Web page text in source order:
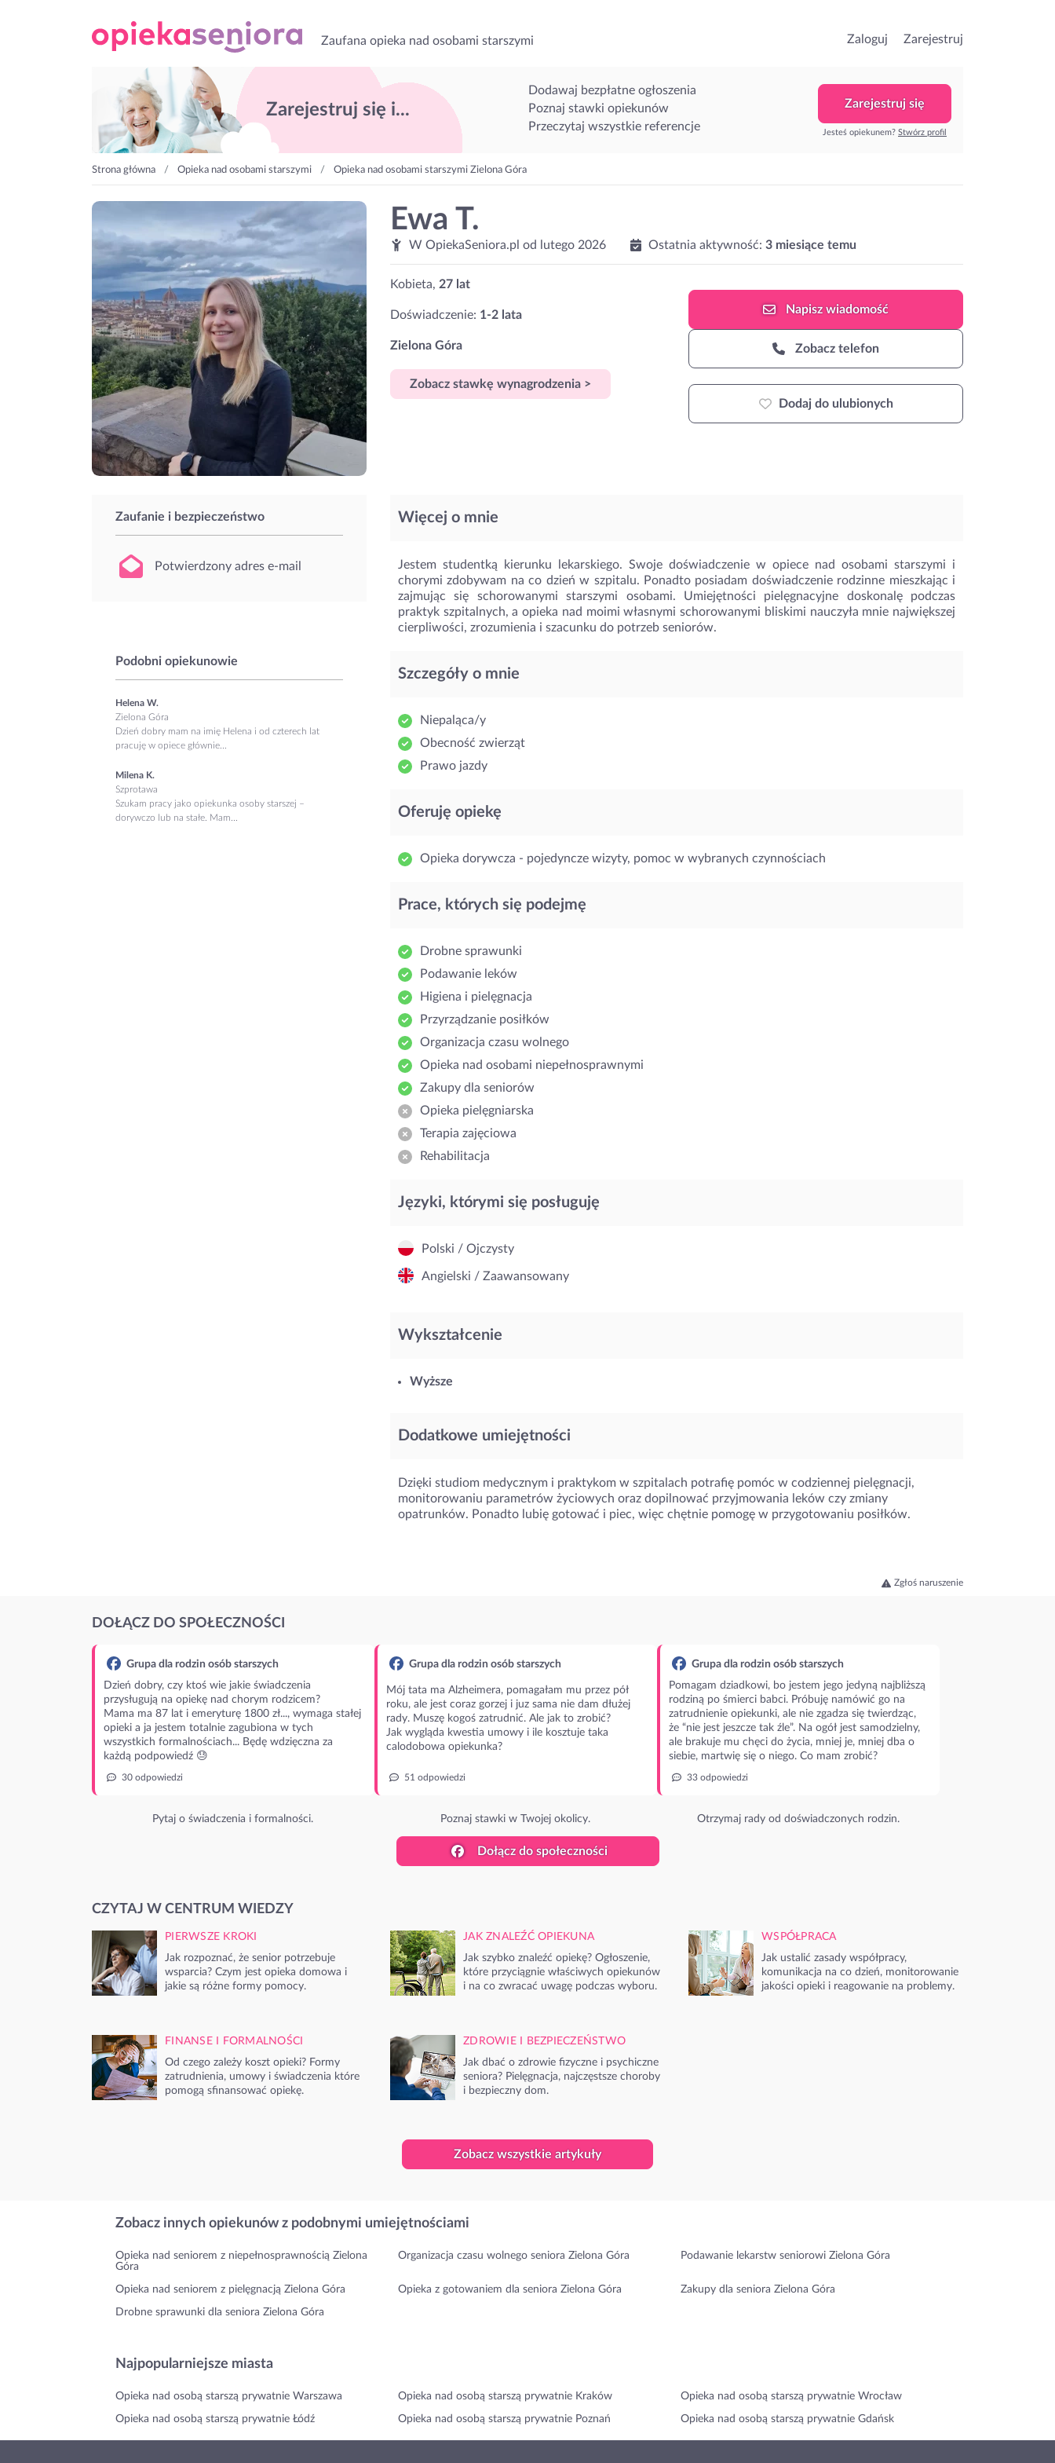
Zaufana opieka nad osobami starszymi Zaloguj Zarejestruj
Zarejestruj się i...
Dodawaj bezpłatne ogłoszenia
Poznaj stawki opiekunów
Przeczytaj wszystkie referencje
Zarejestruj się
Jesteś opiekunem? Stwórz profil
Strona główna Opieka nad osobami starszymi Opieka nad osobami starszymi Zielona Góra
Ewa T.
W OpiekaSeniora.pl od lutego 2026 Ostatnia aktywność: 3 miesiące temu
Kobieta, 27 lat
Doświadczenie: 1-2 lata
Zielona Góra
Zobacz stawkę wynagrodzenia >
Napiszwiadomość
Zobacz telefon
Dodaj do ulubionych
Zaufanie i bezpieczeństwo
Potwierdzony adres e-mail
Podobni opiekunowie
Helena W.
Zielona Góra
Dzień dobry mam na imię Helena i od czterech lat
pracuję w opiece głównie...
Milena K.
Szprotawa
Szukam pracy jako opiekunka osoby starszej –
dorywczo lub na stałe. Mam...
Więcej o mnie
Jestem studentką kierunku lekarskiego. Swoje doświadczenie w opiece nad osobami starszymi i
chorymi zdobywam na co dzień w szpitalu. Ponadto posiadam doświadczenie rodzinne mieszkając i
zajmując się schorowanymi starszymi osobami. Umiejętności pielęgnacyjne doskonalę podczas
praktyk szpitalnych, a opieka nad moimi własnymi schorowanymi bliskimi nauczyła mnie największej
cierpliwości, zrozumienia i szacunku do potrzeb seniorów.
Szczegóły o mnie
Niepaląca/y
Obecność zwierząt
Prawo jazdy
Oferuję opiekę
Opieka dorywcza - pojedyncze wizyty, pomoc w wybranych czynnościach
Prace, których się podejmę
Drobne sprawunki
Podawanie leków
Higiena i pielęgnacja
Przyrządzanie posiłków
Organizacja czasu wolnego
Opieka nad osobami niepełnosprawnymi
Zakupy dla seniorów
Opieka pielęgniarska
Terapia zajęciowa
Rehabilitacja
Języki, którymi się posługuję
Polski / Ojczysty
Angielski / Zaawansowany
Wykształcenie
Wyższe
Dodatkowe umiejętności
Dzięki studiom medycznym i praktykom w szpitalach potrafię pomóc w codziennej pielęgnacji,
monitorowaniu parametrów życiowych oraz dopilnować przyjmowania leków czy zmiany
opatrunków. Ponadto lubię gotować i piec, więc chętnie pomogę w przygotowaniu posiłków.
Zgłoś naruszenie
DOŁĄCZ DO SPOŁECZNOŚCI
Grupa dla rodzin osób starszych
Dzień dobry, czy ktoś wie jakie świadczenia
przysługują na opiekę nad chorym rodzicem?
Mama ma 87 lat i emeryturę 1800 zł..., wymaga stałej
opieki a ja jestem totalnie zagubiona w tych
wszystkich formalnościach... Będę wdzięczna za
każdą podpowiedź 😓
30 odpowiedzi
Pytaj o świadczenia i formalności.
Grupa dla rodzin osób starszych
Mój tata ma Alzheimera, pomagałam mu przez pół
roku, ale jest coraz gorzej i juz sama nie dam dłużej
rady. Muszę kogoś zatrudnić. Ale jak to zrobić?
Jak wygląda kwestia umowy i ile kosztuje taka
calodobowa opiekunka?
51 odpowiedzi
Poznaj stawki w Twojej okolicy.
Grupa dla rodzin osób starszych
Pomagam dziadkowi, bo jestem jego jedyną najbliższą
rodziną po śmierci babci. Próbuję namówić go na
zatrudnienie opiekunki, ale nie zgadza się twierdząc,
że “nie jest jeszcze tak źle”. Na ogół jest samodzielny,
ale brakuje mu chęci do życia, mniej je, mniej dba o
siebie, martwię się o niego. Co mam zrobić?
33 odpowiedzi
Otrzymaj rady od doświadczonych rodzin.
Dołącz do społeczności
CZYTAJ W CENTRUM WIEDZY
PIERWSZE KROKI
Jak rozpoznać, że senior potrzebuje
wsparcia? Czym jest opieka domowa i
jakie są różne formy pomocy.
JAK ZNALEŹĆ OPIEKUNA
Jak szybko znaleźć opiekę? Ogłoszenie,
które przyciągnie właściwych opiekunów
i na co zwracać uwagę podczas wyboru.
WSPÓŁPRACA
Jak ustalić zasady współpracy,
komunikacja na co dzień, monitorowanie
jakości opieki i reagowanie na problemy.
FINANSE I FORMALNOŚCI
Od czego zależy koszt opieki? Formy
zatrudnienia, umowy i świadczenia które
pomogą sfinansować opiekę.
ZDROWIE I BEZPIECZEŃSTWO
Jak dbać o zdrowie fizyczne i psychiczne
seniora? Pielęgnacja, najczęstsze choroby
i bezpieczny dom.
Zobacz wszystkie artykuły
Zobacz innych opiekunów z podobnymi umiejętnościami
Opieka nad seniorem z niepełnosprawnością Zielona
Góra
Organizacja czasu wolnego seniora Zielona Góra Podawanie lekarstw seniorowi Zielona Góra
Opieka nad seniorem z pielęgnacją Zielona Góra Opieka z gotowaniem dla seniora Zielona Góra Zakupy dla seniora Zielona Góra
Drobne sprawunki dla seniora Zielona Góra
Najpopularniejsze miasta
Opieka nad osobą starszą prywatnie Warszawa Opieka nad osobą starszą prywatnie Kraków Opieka nad osobą starszą prywatnie Wrocław
Opieka nad osobą starszą prywatnie Łódź Opieka nad osobą starszą prywatnie Poznań Opieka nad osobą starszą prywatnie Gdańsk